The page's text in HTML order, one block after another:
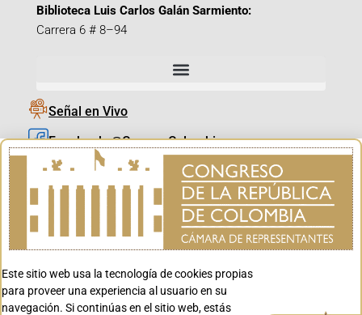
Biblioteca Luis Carlos Galán Sarmiento:
Carrera 6 # 8–94
Señal en Vivo
Facebook_@CamaraColombia
Instagram_@CamaraColombia
X_@CamaraColombia
Youtube_@CamaraColombia
Youtube_@CanalCongreso
Este sitio web usa la tecnología de cookies propias
para proveer una experiencia al usuario en su
navegación. Si continúas en el sitio web, estás